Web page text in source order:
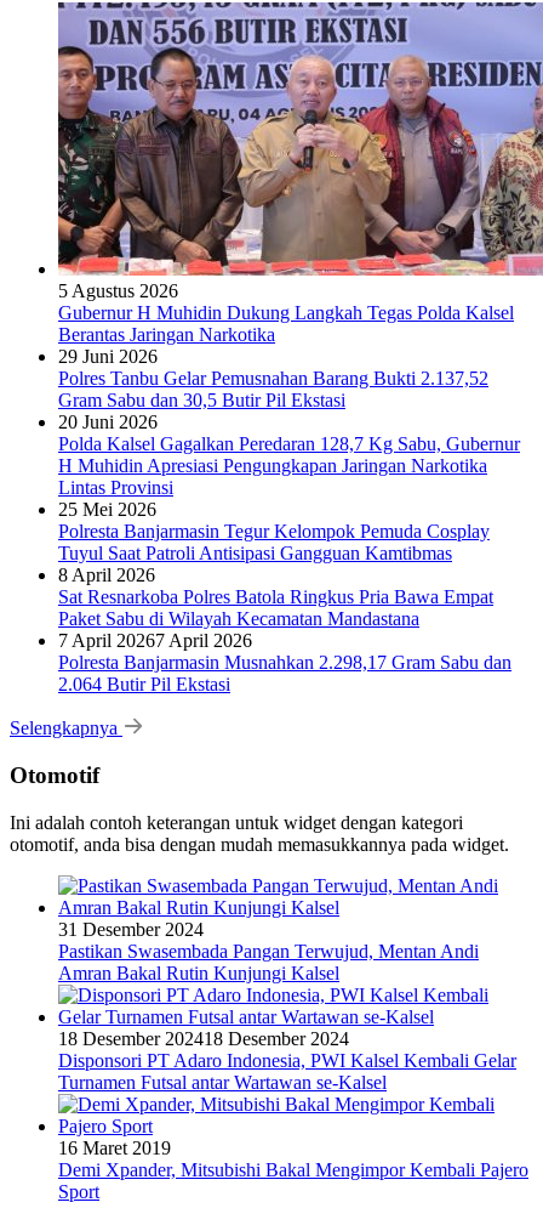
5 Agustus 2026
Gubernur H Muhidin Dukung Langkah Tegas Polda Kalsel
Berantas Jaringan Narkotika
29 Juni 2026
Polres Tanbu Gelar Pemusnahan Barang Bukti 2.137,52
Gram Sabu dan 30,5 Butir Pil Ekstasi
20 Juni 2026
Polda Kalsel Gagalkan Peredaran 128,7 Kg Sabu, Gubernur
H Muhidin Apresiasi Pengungkapan Jaringan Narkotika
Lintas Provinsi
25 Mei 2026
Polresta Banjarmasin Tegur Kelompok Pemuda Cosplay
Tuyul Saat Patroli Antisipasi Gangguan Kamtibmas
8 April 2026
Sat Resnarkoba Polres Batola Ringkus Pria Bawa Empat
Paket Sabu di Wilayah Kecamatan Mandastana
7 April 20267 April 2026
Polresta Banjarmasin Musnahkan 2.298,17 Gram Sabu dan
2.064 Butir Pil Ekstasi
Selengkapnya
Otomotif
Ini adalah contoh keterangan untuk widget dengan kategori
otomotif, anda bisa dengan mudah memasukkannya pada widget.
31 Desember 2024
Pastikan Swasembada Pangan Terwujud, Mentan Andi
Amran Bakal Rutin Kunjungi Kalsel
18 Desember 202418 Desember 2024
Disponsori PT Adaro Indonesia, PWI Kalsel Kembali Gelar
Turnamen Futsal antar Wartawan se-Kalsel
16 Maret 2019
Demi Xpander, Mitsubishi Bakal Mengimpor Kembali Pajero
Sport